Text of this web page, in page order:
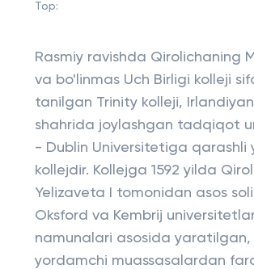
Top:
Rasmiy ravishda Qirolichaning
va bo'linmas Uch Birligi kolleji
tanilgan Trinity kolleji,
shahrida joylashgan tadqiqot
- Dublin Universitetiga qarashli
kollejdir. Kollejga 1592 yilda
Yelizaveta I tomonidan asos
Oksford va Kembrij
namunalari asosida yaratilgan,
yordamchi muassasalardan